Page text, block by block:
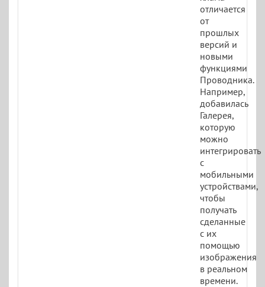
отличается
от
прошлых
версий и
новыми
функциями
Проводника.
Например,
добавилась
Галерея,
которую
можно
интегрировать
с
мобильными
устройствами,
чтобы
получать
сделанные
с их
помощью
изображения
в реальном
времени.